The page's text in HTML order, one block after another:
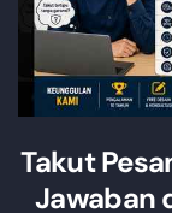
Takut
Jawaban